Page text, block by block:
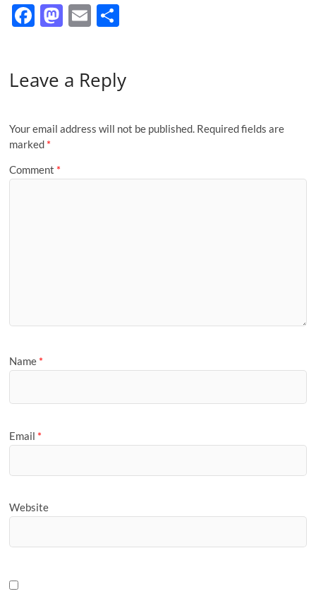
F
b
o
k
M
d
n
E
e
Leave a Reply
Your email address will not be published. Required fields are
marked *
Comment *
Name *
Email *
Website